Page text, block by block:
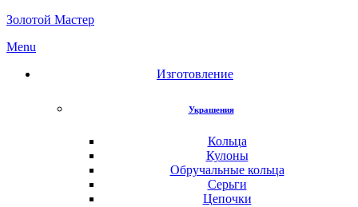
Золотой Мастер
Menu
Изготовление
Украшения
Кольца
Кулоны
Обручальные кольца
Серьги
Цепочки